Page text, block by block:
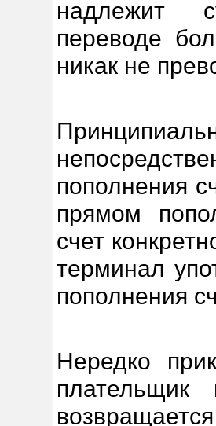
надлежит
переводе
никак не
пополнения
прямом
счет
терминал
пополнения
Нередко